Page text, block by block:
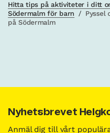
Hitta tips på aktiviteter i ditt
Södermalm för barn
/ Pyssel
på Södermalm
Nyhetsbrevet
Anmäl dig till vårt